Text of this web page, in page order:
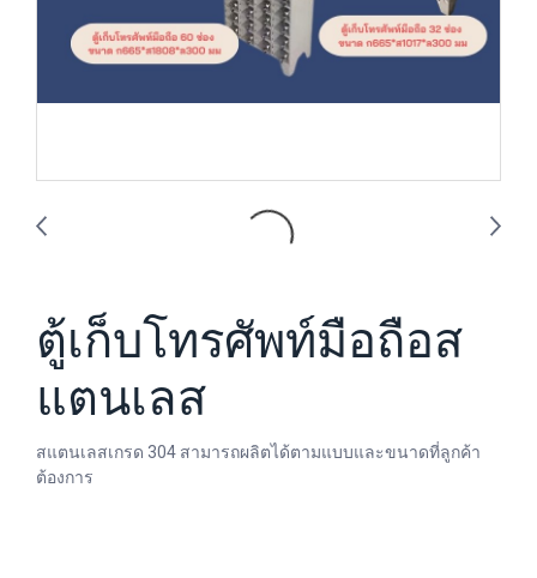
ตู้เก็บโทรศัพท์มือถือส
แตนเลส
สแตนเลสเกรด 304 สามารถผลิตได้ตามแบบและขนาดที่ลูกค้า
ต้องการ